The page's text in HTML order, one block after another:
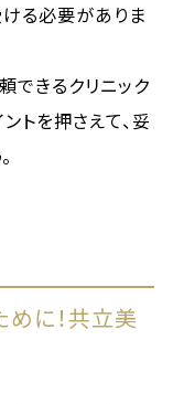
る必要がありま
できるクリニック
トを押さえて、妥
に！共立美